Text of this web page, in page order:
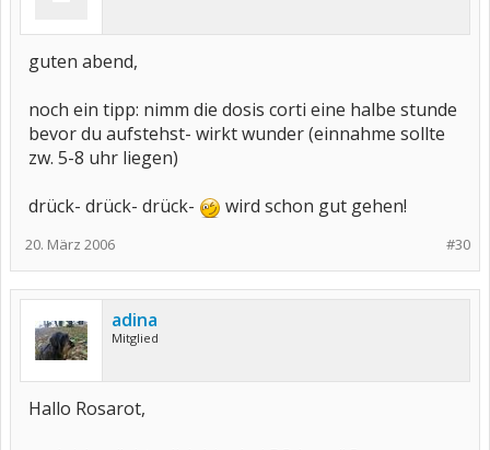
guten abend,
noch ein tipp: nimm die dosis corti eine halbe stunde
bevor du aufstehst- wirkt wunder (einnahme sollte
zw. 5-8 uhr liegen)
drück- drück- drück-
wird schon gut gehen!
#30
20. März 2006
adina
Mitglied
Hallo Rosarot,